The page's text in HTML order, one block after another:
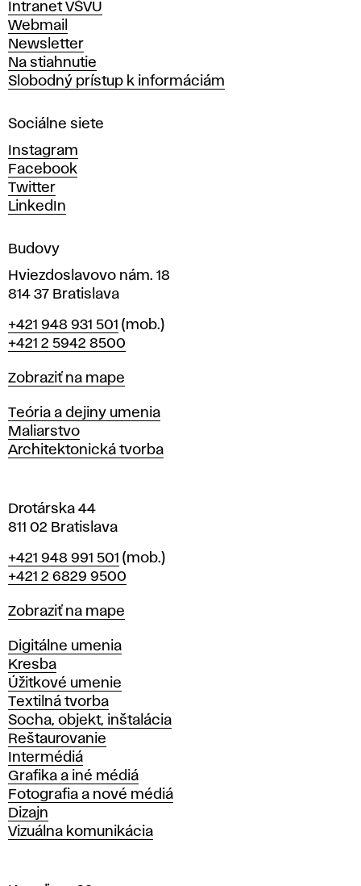
i
n
ý
c
h
m
é
d
i
í
ý
t
v
a
r
ý
c
h
u
m
e
í
v
r
a
i
l
a
v
Intranet VŠVU
Webmail
Newsletter
Na stiahnutie
Slobodný prístup k informáciám
Sociálne siete
Instagram
Facebook
Twitter
LinkedIn
Budovy
Hviezdoslavovo nám. 18
814 37 Bratislava
Telefón
+421 948 931 501 (mob.)
+421 2 5942 8500
Mapa
Zobraziť na mape
Katedry
Teória a dejiny umenia
Maliarstvo
Architektonická tvorba
Drotárska 44
811 02 Bratislava
Telefón
+421 948 991 501 (mob.)
+421 2 6829 9500
Mapa
Zobraziť na mape
Katedry
Digitálne umenia
Kresba
Úžitkové umenie
Textilná tvorba
Socha, objekt, inštalácia
Reštaurovanie
Intermédiá
Grafika a iné médiá
Fotografia a nové médiá
Dizajn
Vizuálna komunikácia